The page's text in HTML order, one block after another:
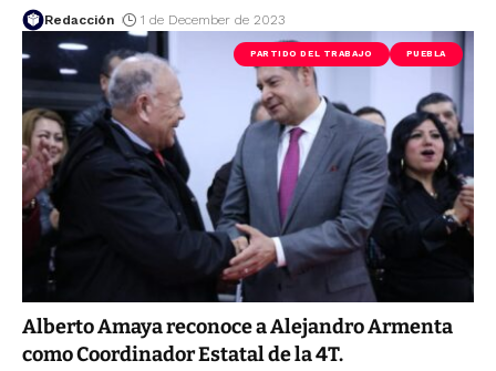
Redacción 1 de December de 2023
PARTIDO DEL TRABAJO PUEBLA
Alberto Amaya reconoce a Alejandro Armenta
como Coordinador Estatal de la 4T.